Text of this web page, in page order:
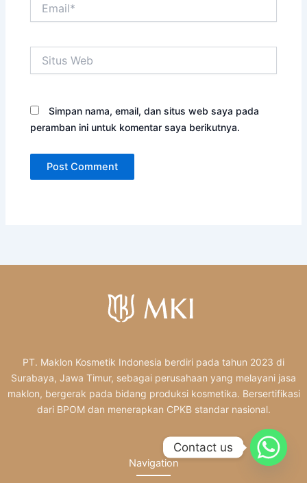
Web
Simpan nama, email, dan situs web saya pada
peramban ini untuk komentar saya berikutnya.
PT. Maklon Kosmetik Indonesia berdiri pada tahun 2023 di
Surabaya, Jawa Timur, sebagai perusahaan yang melayani jasa
maklon, bergerak pada bidang produksi kosmetika. Bersertifikasi
dari BPOM dan menerapkan CPKB standar nasional.
Navigation
Contact us